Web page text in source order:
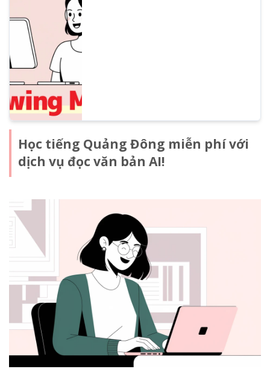
Học tiếng Quảng Đông miễn phí với
dịch vụ đọc văn bản AI!